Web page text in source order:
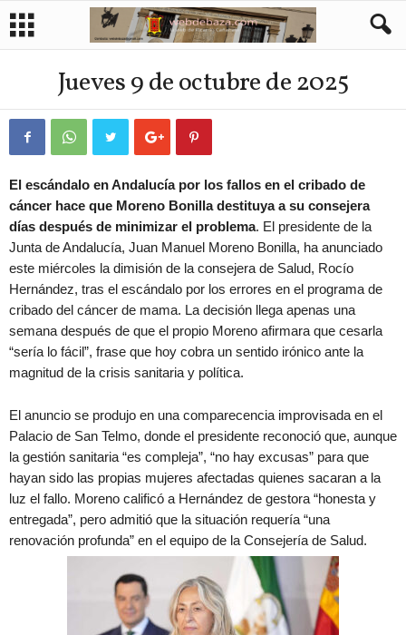
Jueves 9 de octubre de 2025
El escándalo en Andalucía por los fallos en el cribado de
cáncer hace que Moreno Bonilla destituya a su consejera
días después de minimizar el problema. El presidente de la
Junta de Andalucía, Juan Manuel Moreno Bonilla, ha anunciado
este miércoles la dimisión de la consejera de Salud, Rocío
Hernández, tras el escándalo por los errores en el programa de
cribado del cáncer de mama. La decisión llega apenas una
semana después de que el propio Moreno afirmara que cesarla
“sería lo fácil”, frase que hoy cobra un sentido irónico ante la
magnitud de la crisis sanitaria y política.
El anuncio se produjo en una comparecencia improvisada en el
Palacio de San Telmo, donde el presidente reconoció que, aunque
la gestión sanitaria “es compleja”, “no hay excusas” para que
hayan sido las propias mujeres afectadas quienes sacaran a la
luz el fallo. Moreno calificó a Hernández de gestora “honesta y
entregada”, pero admitió que la situación requería “una
renovación profunda” en el equipo de la Consejería de Salud.